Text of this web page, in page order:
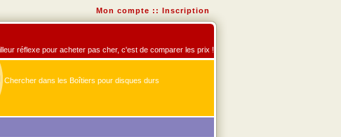
Mon compte :: Inscription
réflexe pour acheter pas cher, c'est de comparer les prix !
Chercher dans les Boîtiers pour disques durs